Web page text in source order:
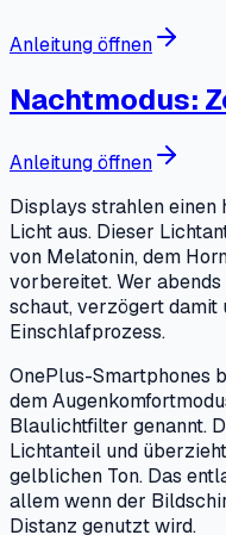
Anleitung öffnen
Nachtmodus:
Anleitung öffnen
Displays strahlen einen
Licht aus. Dieser
von Melatonin, dem
vorbereitet. Wer
schaut, verzögert damit
Einschlafprozess.
OnePlus-Smartphones
dem
Blaulichtfilter genannt.
Lichtanteil und
gelblichen Ton. Das
allem wenn der
Distanz genutzt wird.